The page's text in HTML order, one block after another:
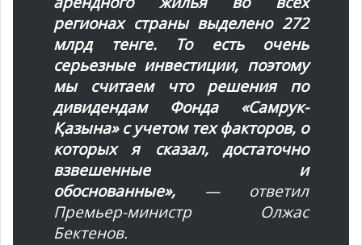
регионах страны выделено 272
млрд тенге. То есть очень
серьезные инвестиции, поэтому
мы считаем что решения по
дивидендам Фонда «Самрук-
Қазына» с учетом тех факторов, о
которых я сказал, достаточно
взвешенные и
обоснованные», — ответил
Премьер-министр Олжас
Бектенов.